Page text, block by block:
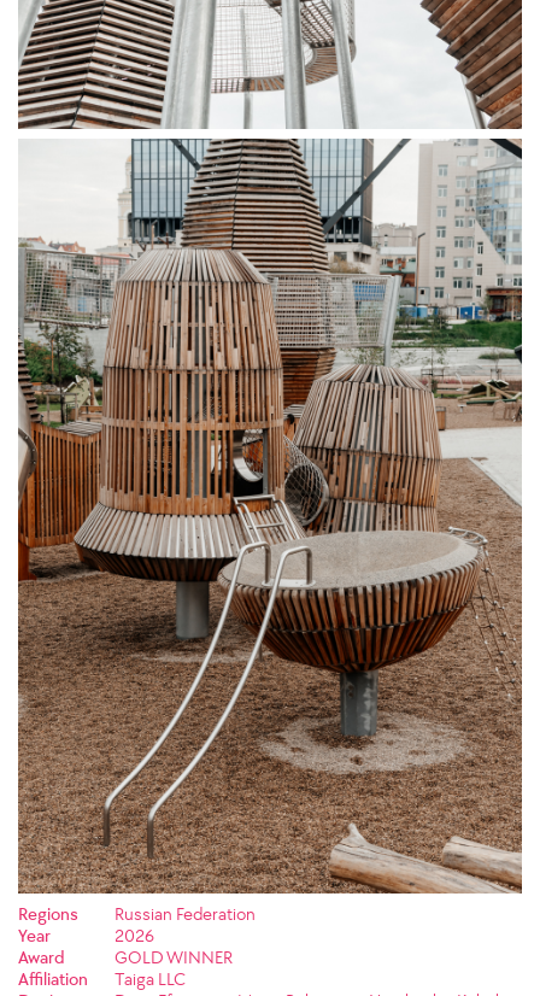
Regions
Russian Federation
Year
2026
Award
GOLD WINNER
Affiliation
Taiga LLC